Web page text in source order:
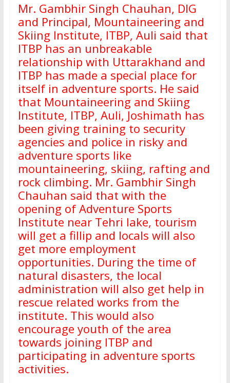
Mr. Gambhir Singh Chauhan, DIG
and Principal, Mountaineering and
Skiing Institute, ITBP, Auli said that
ITBP has an unbreakable
relationship with Uttarakhand and
ITBP has made a special place for
itself in adventure sports. He said
that Mountaineering and Skiing
Institute, ITBP, Auli, Joshimath has
been giving training to security
agencies and police in risky and
adventure sports like
mountaineering, skiing, rafting and
rock climbing. Mr. Gambhir Singh
Chauhan said that with the
opening of Adventure Sports
Institute near Tehri lake, tourism
will get a fillip and locals will also
get more employment
opportunities. During the time of
natural disasters, the local
administration will also get help in
rescue related works from the
institute. This would also
encourage youth of the area
towards joining ITBP and
participating in adventure sports
activities.